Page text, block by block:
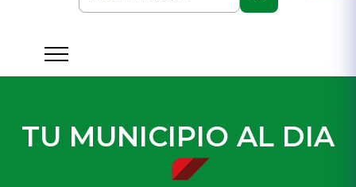
TU MUNICIPIO AL DIA